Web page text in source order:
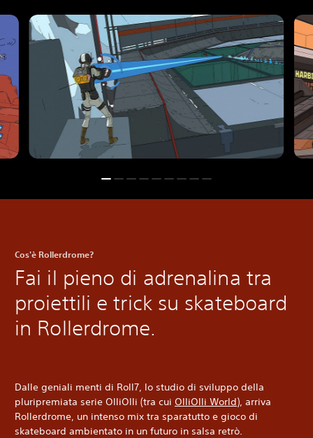
Cos'è Rollerdrome?
Fai il pieno di adrenalina tra
proiettili e trick su skateboard
in Rollerdrome.
Dalle geniali menti di Roll7, lo studio di sviluppo della
pluripremiata serie OlliOlli (tra cui OlliOlli World), arriva
Rollerdrome, un intenso mix tra sparatutto e gioco di
skateboard ambientato in un futuro in salsa retrò.